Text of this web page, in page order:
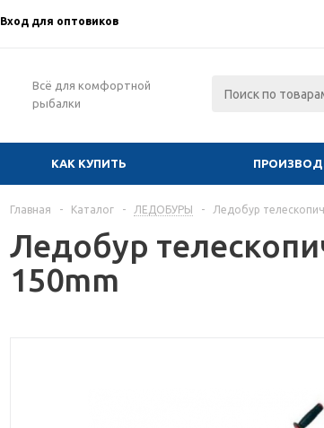
Вход для оптовиков
Всё для комфортной
рыбалки
КАК КУПИТЬ
Главная - Каталог - ЛЕДОБУРЫ - Ледобур
Ледобур
150mm